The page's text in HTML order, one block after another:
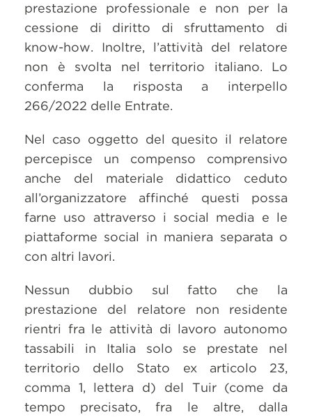
prestazione professionale e non per la
cessione di diritto di sfruttamento di
know-how. Inoltre, l’attività del relatore
non è svolta nel territorio italiano. Lo
conferma la risposta a interpello
266/2022 delle Entrate.
Nel caso oggetto del quesito il relatore
percepisce un compenso comprensivo
anche del materiale didattico ceduto
all’organizzatore affinché questi possa
farne uso attraverso i social media e le
piattaforme social in maniera separata o
con altri lavori.
Nessun dubbio sul fatto che la
prestazione del relatore non residente
rientri fra le attività di lavoro autonomo
tassabili in Italia solo se prestate nel
territorio dello Stato ex articolo 23,
comma 1, lettera d) del Tuir (come da
tempo precisato, fra le altre, dalla